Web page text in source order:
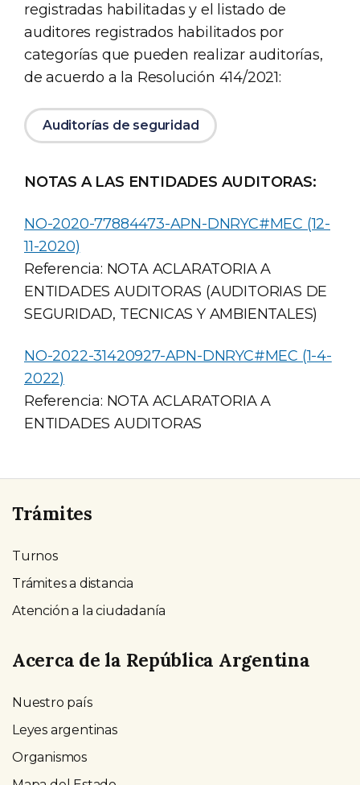
registradas habilitadas y el listado de
auditores registrados habilitados por
categorías que pueden realizar auditorías,
de acuerdo a la Resolución 414/2021:
Auditorías de seguridad
NOTAS A LAS ENTIDADES AUDITORAS:
NO-2020-77884473-APN-DNRYC#MEC (12-
11-2020)
Referencia: NOTA ACLARATORIA A
ENTIDADES AUDITORAS (AUDITORIAS DE
SEGURIDAD, TECNICAS Y AMBIENTALES)
NO-2022-31420927-APN-DNRYC#MEC (1-4-
2022)
Referencia: NOTA ACLARATORIA A
ENTIDADES AUDITORAS
Trámites
Turnos
Trámites a distancia
Atención a la ciudadanía
Acerca de la República Argentina
Nuestro país
Leyes argentinas
Organismos